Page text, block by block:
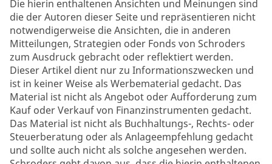
Die hierin enthaltenen Ansichten und Meinungen sind
die der Autoren dieser Seite und repräsentieren nicht
notwendigerweise die Ansichten, die in anderen
Mitteilungen, Strategien oder Fonds von Schroders
zum Ausdruck gebracht oder reflektiert werden.
Dieser Artikel dient nur zu Informationszwecken und
ist in keiner Weise als Werbematerial gedacht. Das
Material ist nicht als Angebot oder Aufforderung zum
Kauf oder Verkauf von Finanzinstrumenten gedacht.
Das Material ist nicht als Buchhaltungs-, Rechts- oder
Steuerberatung oder als Anlageempfehlung gedacht
und sollte auch nicht als solche angesehen werden.